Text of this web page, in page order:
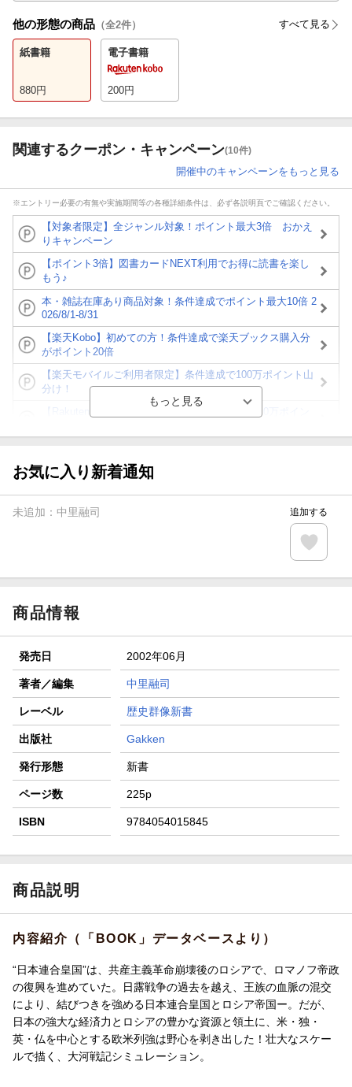
他の形態の商品 （全2件） すべて見る
紙書籍
880円
電子書籍
200円
関連するクーポン・キャンペーン(10件)
開催中のキャンペーンをもっと見る
※エントリー必要の有無や実施期間等の各種詳細条件は、必ず各説明頁でご確認ください。
【対象者限定】全ジャンル対象！ポイント最大3倍 おかえ
りキャンペーン
【ポイント3倍】図書カードNEXT利用でお得に読書を楽し
もう♪
本・雑誌在庫あり商品対象！条件達成でポイント最大10倍 2
026/8/1-8/31
【楽天Kobo】初めての方！条件達成で楽天ブックス購入分
がポイント20倍
【楽天モバイルご利用者限定】条件達成で100万ポイント山
分け！
が当たる！
楽天モバイル紹介キャンペーンの拡散で300円OFFクーポン
条件達成で楽天限定・宝塚歌劇 宙組貸切公演ペアチケット
お気に入り新着通知
未追加： 中里融司 追加する
商品情報
発売日 2002年06月
著者／編集 中里融司
レーベル 歴史群像新書
出版社 Gakken
発行形態 新書
ページ数 225p
ISBN 9784054015845
商品説明
内容紹介（「BOOK」データベースより）
“日本連合皇国”は、共産主義革命崩壊後のロシアで、ロマノフ帝政
の復興を進めていた。日露戦争の過去を越え、王族の血脈の混交
により、結びつきを強める日本連合皇国とロシア帝国ー。だが、
日本の強大な経済力とロシアの豊かな資源と領土に、米・独・
英・仏を中心とする欧米列強は野心を剥き出した！壮大なスケー
ルで描く、大河戦記シミュレーション。